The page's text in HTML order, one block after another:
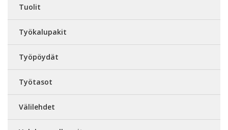
Tuolit
Työkalupakit
Työpöydät
Työtasot
Välilehdet